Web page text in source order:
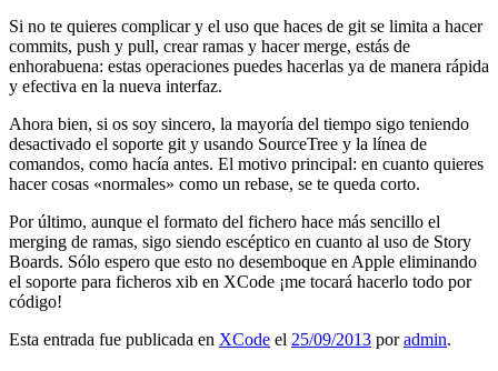
Si no te quieres complicar y el uso que haces de git se limita a hacer
commits, push y pull, crear ramas y hacer merge, estás de
enhorabuena: estas operaciones puedes hacerlas ya de manera rápida
y efectiva en la nueva interfaz.
Ahora bien, si os soy sincero, la mayoría del tiempo sigo teniendo
desactivado el soporte git y usando SourceTree y la línea de
comandos, como hacía antes. El motivo principal: en cuanto quieres
hacer cosas «normales» como un rebase, se te queda corto.
Por último, aunque el formato del fichero hace más sencillo el
merging de ramas, sigo siendo escéptico en cuanto al uso de Story
Boards. Sólo espero que esto no desemboque en Apple eliminando
el soporte para ficheros xib en XCode ¡me tocará hacerlo todo por
código!
Esta entrada fue publicada en XCode el 25/09/2013 poradmin.